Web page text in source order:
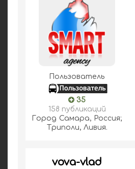
Пользователь
35
158 публикаций
Город Самара, Россия;
Триполи, Ливия.
vova-vlad